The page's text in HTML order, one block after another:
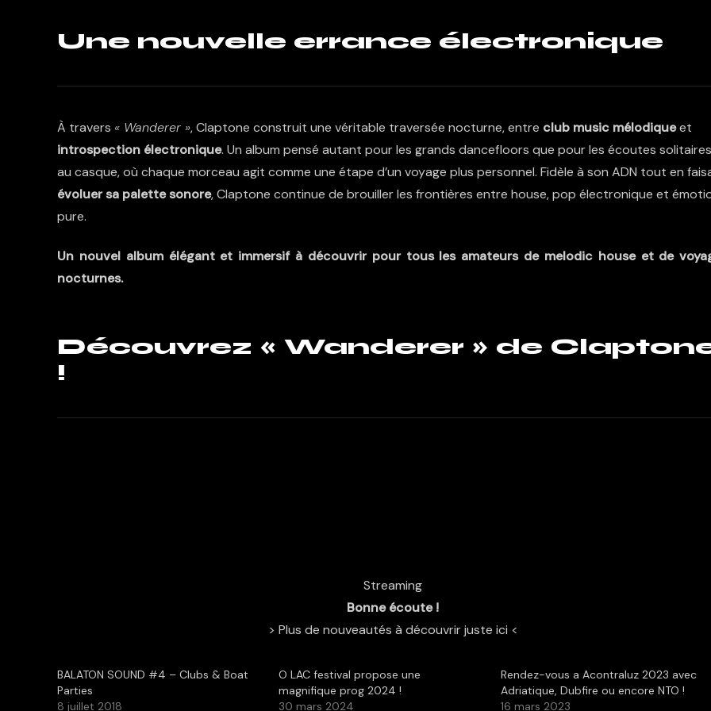
Une nouvelle errance électronique
À travers « Wanderer », Claptone construit une véritable traversée nocturne, entre club music mélodiqueet
introspection électronique. Un album pensé autant pour les grands dancefloors que pour les écoutes solitaires
au casque, où chaque morceau agit comme une étape d’un voyage plus personnel. Fidèle à son ADN tout en
évoluer sa palette sonore, Claptone continue de brouiller les frontières entre house, pop électronique et
pure.
Un nouvel album élégant et immersif à découvrir pour tous les amateurs de melodic house et de
nocturnes.
Découvrez « Wanderer » de
!
Streaming
Bonne écoute !
> Plus de nouveautés à découvrir juste ici <
BALATON SOUND #4 – Clubs & Boat
Parties
8 juillet 2018
O LAC festival propose une
magnifique prog 2024 !
30 mars 2024
Rendez-vous a Acontraluz 2023 avec
Adriatique, Dubfire ou encore NTO !
16 mars 2023